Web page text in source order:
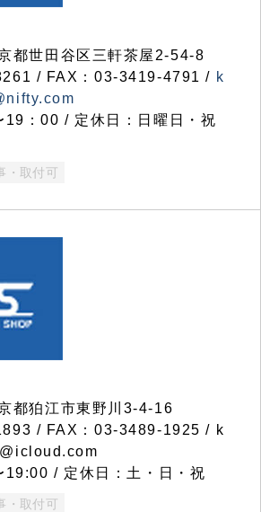
世田谷区三軒茶屋2-54-8
/ FAX：03-3419-4791 / k
19：00 / 定休日：日曜日・祝
・取付可
都狛江市東野川3-4-16
/ FAX：03-3489-1925 / k
19:00 / 定休日：土・日・祝
・取付可